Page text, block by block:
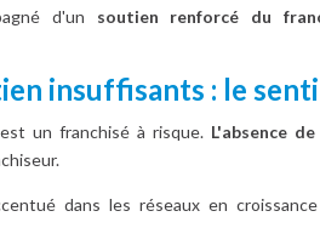
d'un soutien renforcé du
insuffisants : le
un franchisé à risque. L'absence
dans les réseaux en